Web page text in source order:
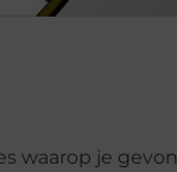
waarop je